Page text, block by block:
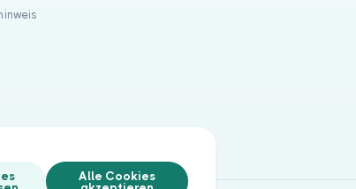
Alle Cookies